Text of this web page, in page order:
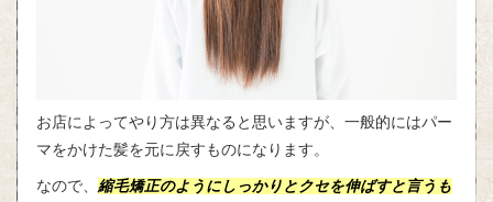
お店によってやり方は異なると思いますが、一般的にはパー
マをかけた髪を元に戻すものになります。
なので、 縮毛矯正のようにしっかりとクセを伸ばすと言うも